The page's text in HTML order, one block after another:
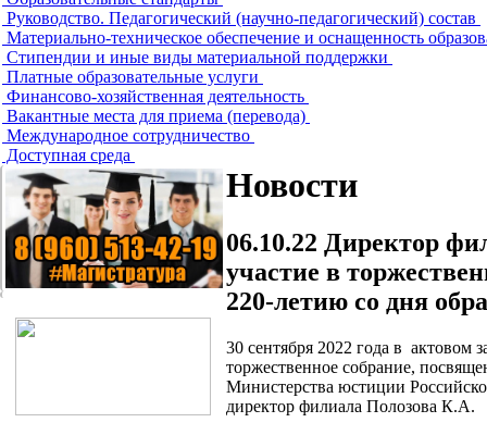
Руководство. Педагогический (научно-педагогический) состав
Материально-техническое обеспечение и оснащенность
Стипендии и иные виды материальной поддержки
Платные образовательные услуги
Финансово-хозяйственная деятельность
Вакантные места для приема (перевода)
Международное сотрудничество
Доступная среда
Новости
06.10.22 Директор
участие в
220-летию со дня
30 сентября 2022 года в актовом
торжественное собрание,
Министерства юстиции
директор филиала Полозова К.А.